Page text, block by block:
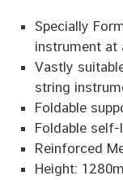
Specially
instrument at
Vastly
string
Foldable
Foldable
Reinforced
Height: